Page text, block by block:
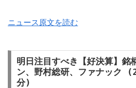
ニュース原文を読む
明日注目すべき【好決算】銘
ン、野村総研、ファナック
分)